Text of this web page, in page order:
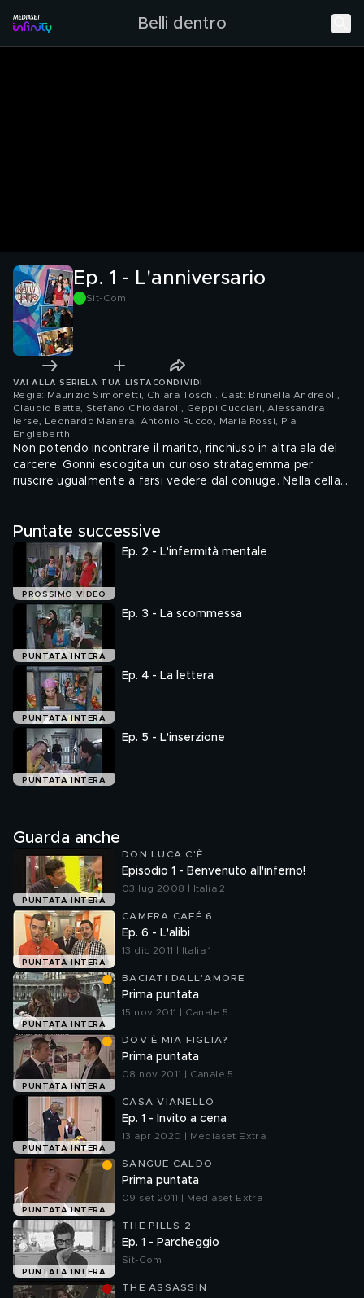
Belli dentro
Ep. 1 - L'anniversario
Sit-Com
VAI ALLA SERIE LA TUA LISTA CONDIVIDI
Regia: Maurizio Simonetti, Chiara Toschi. Cast: Brunella Andreoli,
Claudio Batta, Stefano Chiodaroli, Geppi Cucciari, Alessandra
Ierse, Leonardo Manera, Antonio Rucco, Maria Rossi, Pia
Engleberth
Non potendo incontrare il marito, rinchiuso in altra ala del
carcere, Gonni escogita un curioso stratagemma per
riuscire ugualmente a farsi vedere dal coniuge. Nella cella
Puntate successive
PROSSIMO VIDEO
Ep. 2 - L'infermità mentale
PUNTATA INTERA
Ep. 3 - La scommessa
PUNTATA INTERA
Ep. 4 - La lettera
PUNTATA INTERA
Ep. 5 - L'inserzione
Guarda anche
PUNTATA INTERA
DON LUCA C'È
Episodio 1 - Benvenuto all'inferno!
03 lug 2008 | Italia 2
PUNTATA INTERA
CAMERA CAFÉ 6
Ep. 6 - L'alibi
13 dic 2011 | Italia 1
PUNTATA INTERA
BACIATI DALL'AMORE
Prima puntata
15 nov 2011 | Canale 5
PUNTATA INTERA
DOV'È MIA FIGLIA?
Prima puntata
08 nov 2011 | Canale 5
PUNTATA INTERA
CASA VIANELLO
Ep. 1 - Invito a cena
13 apr 2020 | Mediaset Extra
PUNTATA INTERA
SANGUE CALDO
Prima puntata
09 set 2011 | Mediaset Extra
PUNTATA INTERA
THE PILLS 2
Ep. 1 - Parcheggio
Sit-Com
THE ASSASSIN